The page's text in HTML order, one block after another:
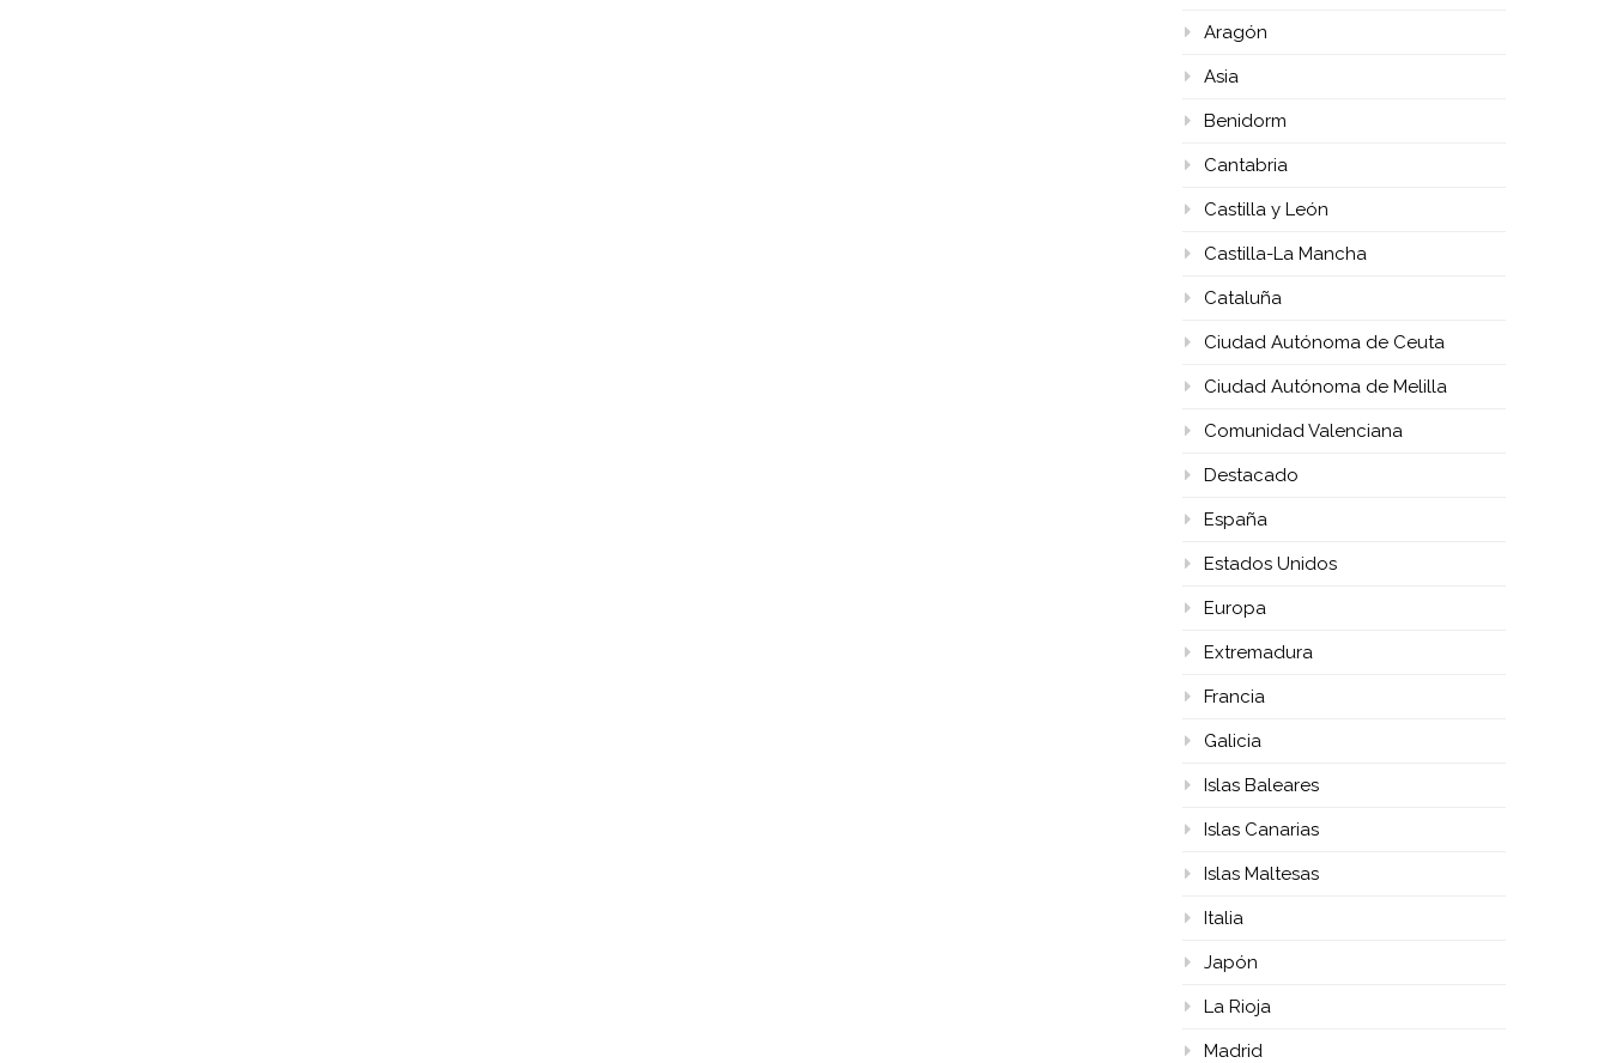
Aragón
Asia
Benidorm
Cantabria
Castilla y León
Castilla-La Mancha
Cataluña
Ciudad Autónoma de Ceuta
Ciudad Autónoma de Melilla
Comunidad Valenciana
Destacado
España
Estados Unidos
Europa
Extremadura
Francia
Galicia
Islas Baleares
Islas Canarias
Islas Maltesas
Italia
Japón
La Rioja
Madrid